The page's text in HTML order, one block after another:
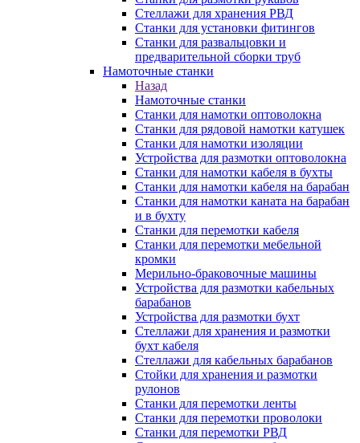
Стеллажи для хранения РВД
Станки для установки фитингов
Станки для развальцовки и
предварительной сборки труб
Намоточные станки
Назад
Намоточные станки
Станки для намотки оптоволокна
Станки для рядовой намотки катушек
Станки для намотки изоляции
Устройства для размотки оптоволокна
Станки для намотки кабеля в бухты
Станки для намотки кабеля на барабан
Станки для намотки каната на барабан
и в бухту
Станки для перемотки кабеля
Станки для перемотки мебельной
кромки
Мерильно-браковочные машины
Устройства для размотки кабельных
барабанов
Устройства для размотки бухт
Стеллажи для хранения и размотки
бухт кабеля
Стеллажи для кабельных барабанов
Стойки для хранения и размотки
рулонов
Станки для перемотки ленты
Станки для перемотки проволоки
Станки для перемотки РВД